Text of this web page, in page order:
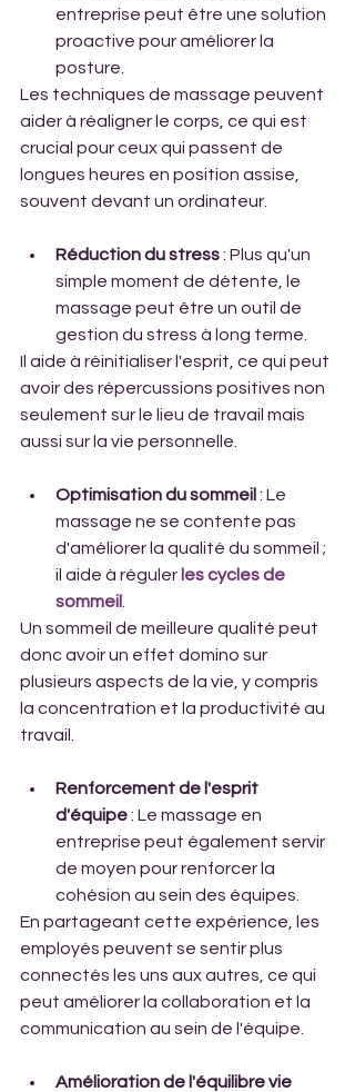
entreprise peut être une solution
proactive pour améliorer la
posture.
Les techniques de massage peuvent
aider à réaligner le corps, ce qui est
crucial pour ceux qui passent de
longues heures en position assise,
souvent devant un ordinateur.
Réduction du stress : Plus qu'un
simple moment de détente, le
massage peut être un outil de
gestion du stress à long terme.
Il aide à réinitialiser l'esprit, ce qui peut
avoir des répercussions positives non
seulement sur le lieu de travail mais
aussi sur la vie personnelle.
Optimisation du sommeil : Le
massage ne se contente pas
d'améliorer la qualité du sommeil ;
il aide à réguler les cycles de
sommeil
Un sommeil de meilleure qualité peut
donc avoir un effet domino sur
plusieurs aspects de la vie, y compris
la concentration et la productivité au
travail.
Renforcement de l'esprit
d'équipe : Le massage en
entreprise peut également servir
de moyen pour renforcer la
cohésion au sein des équipes.
En partageant cette expérience, les
employés peuvent se sentir plus
connectés les uns aux autres, ce qui
peut améliorer la collaboration et la
communication au sein de l'équipe.
Amélioration de l'équilibre vie